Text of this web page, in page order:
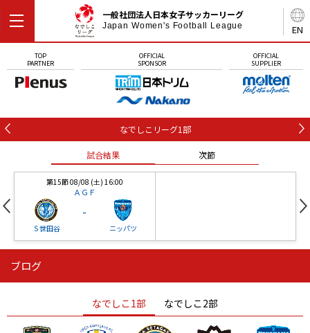
EN
一般社団法人日本女子サッカーリーグ
Japan Women's Football League
TOP
PARTNER
OFFICIAL
SPONSOR
OFFICIAL
SUPPLIER
なでしこリーグ1部
試合結果 次節
第15節 08/08 (土) 16:00
ＡＧＦ
Ｓ世田谷
-
ニッパツ
ニッパツ
ニッパツ 名古屋
石人の星
静岡 愛媛Ｌ
ブログ
なでしこ1部 なでしこ2部